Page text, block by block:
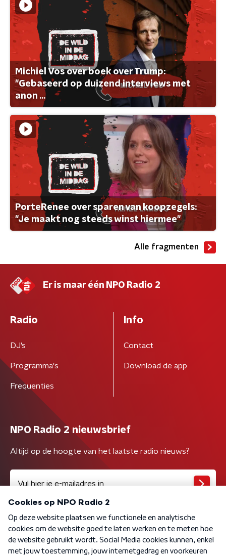
Michiel Vos over boek over Trump:
"Gebaseerd op duizend interviews met
anon ...
PorteRenee over sparen van koopzegels:
"Je maakt nog steeds winst hiermee"
Alle fragmenten
Er is maar één NPO Radio 2
Radio
DJ’s
Programma's
Frequenties
Info
Contact
Download de app
NPO Radio 2 nieuwsbrief
Altijd op de hoogte van het laatste radio nieuws?
Algemene voorwaarden